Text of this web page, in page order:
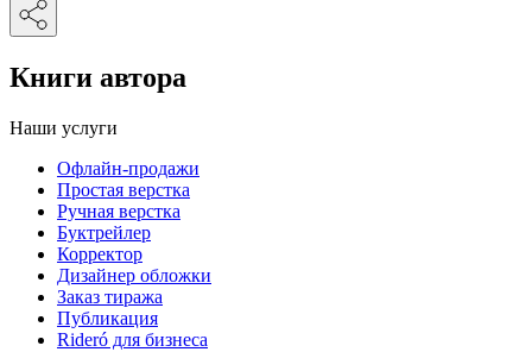
Книги автора
Наши услуги
Офлайн-продажи
Простая верстка
Ручная верстка
Буктрейлер
Корректор
Дизайнер обложки
Заказ тиража
Публикация
Rideró для бизнеса